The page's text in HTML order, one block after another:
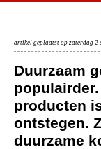
artikel geplaatst op zaterdag 2
Duurzaam
producten
ontstegen.
duurzame